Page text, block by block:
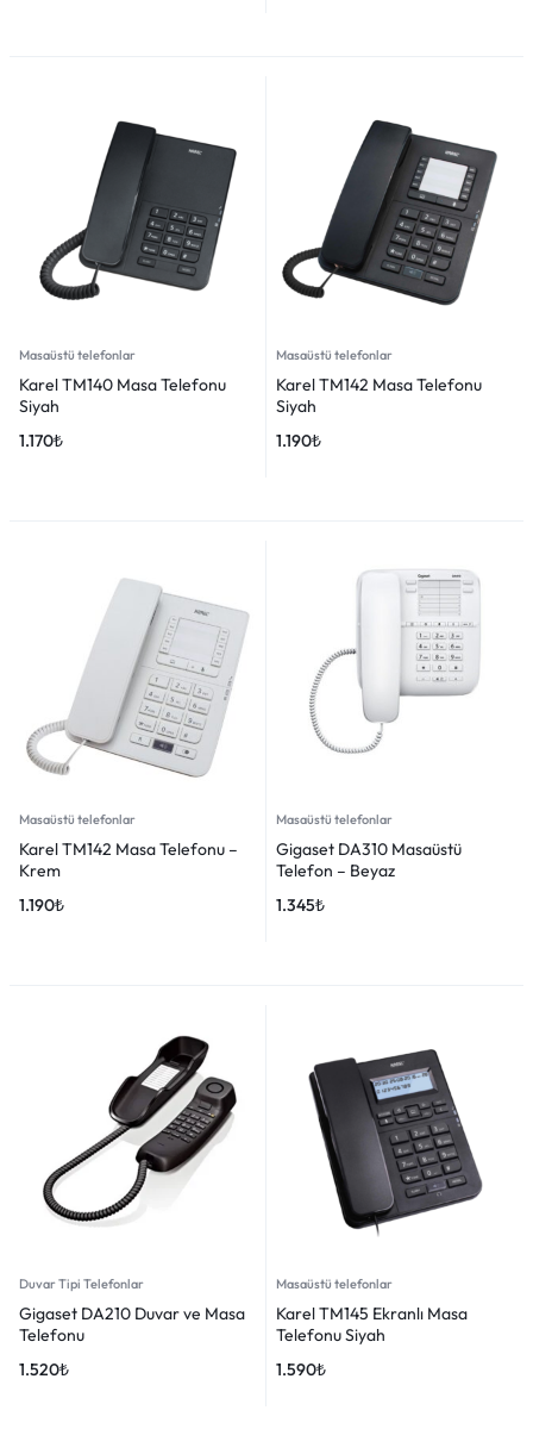
Masaüstü telefonlar
Karel TM140 Masa Telefonu
Siyah
1.170₺
Masaüstü telefonlar
Karel TM142 Masa Telefonu
Siyah
1.190₺
Masaüstü telefonlar
Karel TM142 Masa Telefonu –
Krem
1.190₺
Masaüstü telefonlar
Gigaset DA310 Masaüstü
Telefon – Beyaz
1.345₺
Duvar Tipi Telefonlar
Gigaset DA210 Duvar ve Masa
Telefonu
1.520₺
Masaüstü telefonlar
Karel TM145 Ekranlı Masa
Telefonu Siyah
1.590₺